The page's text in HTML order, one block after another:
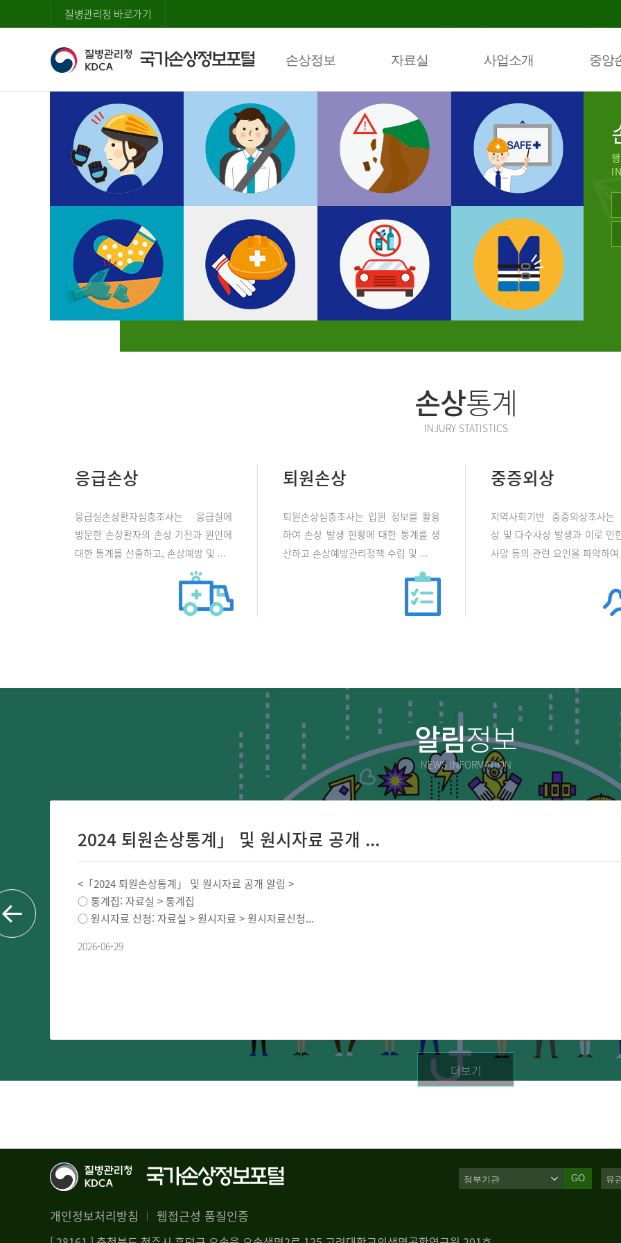
질병관리청 바로가기
손상정보 자료실 사업소개 중앙
손상통계
INJURY STATISTICS
응급손상
응급실손상환자심층조사는 응급실에
방문한 손상환자의 손상 기전과 원인에
대한 통계를 산출하고, 손상예방 및 ...
퇴원손상
퇴원손상심층조사는 입원 정보를 활용
하여 손상 발생 현황에 대한 통계를 생
산하고 손상예방관리정책 수립 및 ...
중증외상
지역사회기반 중증외상조사는
상 및 다수사상 발생과 이로 인
사망 등의 관련 요인을 파악하
알림정보
NEWS INFORMATION
2024 퇴원손상통계」 및 원시자료 공개 ...
<「2024 퇴원손상통계」 및 원시자료 공개 알림 >
○ 통계집: 자료실 > 통계집
○ 원시자료 신청: 자료실 > 원시자료 > 원시자료신청...
2026-06-29
더보기
개인정보처리방침 웹접근성 품질인증
GO